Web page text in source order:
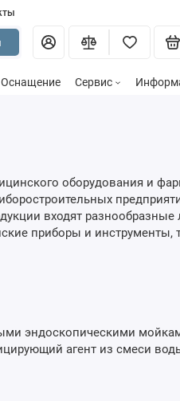
Оснащение Сервис
оборудования и
входят
приборы и инструменты,
эндоскопическими
агент из смеси